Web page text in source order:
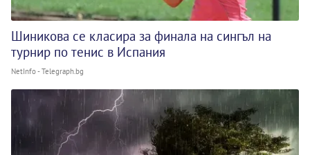
Шиникова се класира за финала на сингъл на
турнир по тенис в Испания
NetInfo - Telegraph.bg